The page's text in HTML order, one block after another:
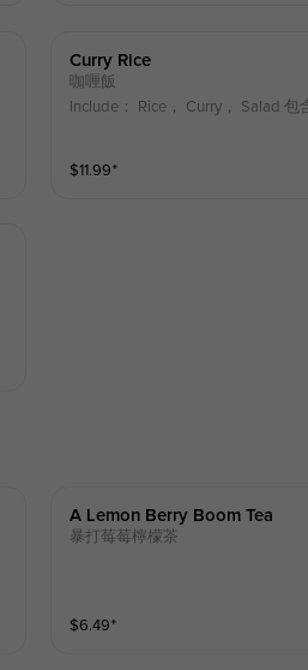
Curry Rice
咖喱飯
Include： Rice， Curry， Salad
$11.99⁺
A Lemon Berry Boom Tea
暴打莓莓檸檬茶
$6.49⁺